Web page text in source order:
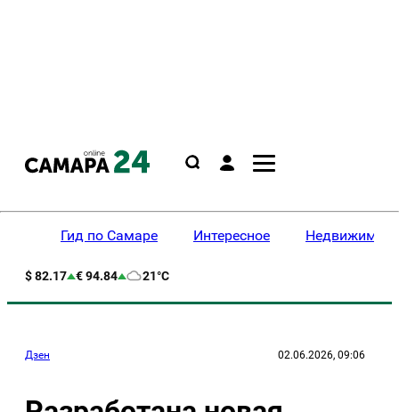
Гид по Самаре Интересное
$ 82.17 € 94.84 21°C
Дзен 02.06.2026, 09:06